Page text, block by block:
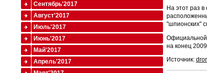
На этот раз
"шпионских"
Официальной
на конец
Источник:
Сентябрь'2017
Август'2017
Июль'2017
Июнь'2017
Май'2017
Апрель'2017